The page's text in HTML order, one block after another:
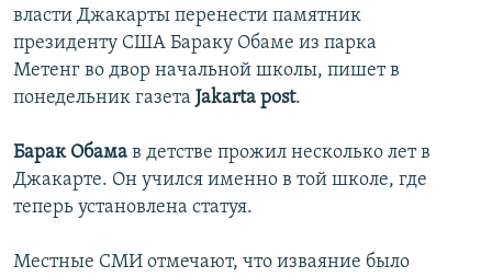
MULTIMEDIA
VIDEO
FOTOQALEREYA
İNFOQRAFIKA
KARIKATURA
RADIO ARXIV
OXU ZALI
AZƏRBAYCAN ƏDƏBIYYATI KITABXANASI
İSLAM VƏ DEMOKRATIYA
İZ - MƏDƏNIYYƏT PROQRAMI
HAQQIMIZDA
MISSIYAMIZ
PEŞƏ ETIKASI VƏ JURNALISTIKA STANDARTLARIMIZ
MATERIALLARIMIZDAN ISTIFADƏ
AZADLIQRADIOSU MOBIL TELEFONUNUZDA
BIZI IZLƏ
RFE/RL-in bütün saytları
власти Джакарты перенести памятник
президенту США Бараку Обаме из парка
Метенг во двор начальной школы, пишет в
понедельник газета Jakarta post.
Барак Обама в детстве прожил несколько лет в
Джакарте. Он учился именно в той школе, где
теперь установлена статуя.
Местные СМИ отмечают, что изваяние было